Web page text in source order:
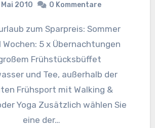
2010 0 Kommentare
Wochen: 5 x Übernachtungen
Frühstücksbüffet
und Tee, außerhalb der
Frühsport mit Walking &
Yoga Zusätzlich wählen Sie
eine der…